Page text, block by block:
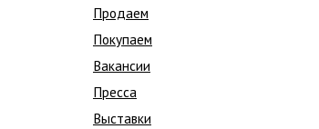
Продаем
Покупаем
Вакансии
Пресса
Выставки